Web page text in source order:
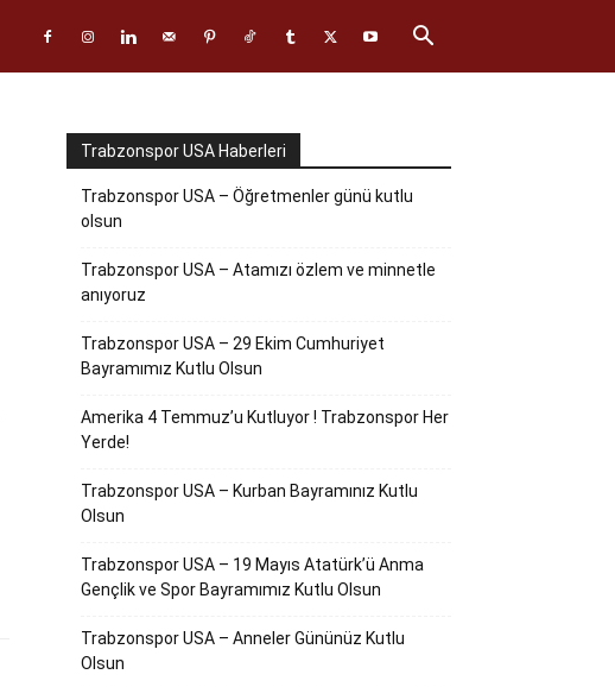
Trabzonspor USA Haberleri
Trabzonspor USA – Öğretmenler günü kutlu
olsun
Trabzonspor USA – Atamızı özlem ve minnetle
anıyoruz
Trabzonspor USA – 29 Ekim Cumhuriyet
Bayramımız Kutlu Olsun
Amerika 4 Temmuz’u Kutluyor ! Trabzonspor Her
Yerde!
Trabzonspor USA – Kurban Bayramınız Kutlu
Olsun
Trabzonspor USA – 19 Mayıs Atatürk’ü Anma
Gençlik ve Spor Bayramımız Kutlu Olsun
Trabzonspor USA – Anneler Gününüz Kutlu
Olsun